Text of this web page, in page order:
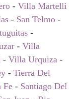
- Villa Martelli
- San Telmo -
-
- Villa
- Villa Urquiza -
- Tierra Del
Fe - Santiago Del